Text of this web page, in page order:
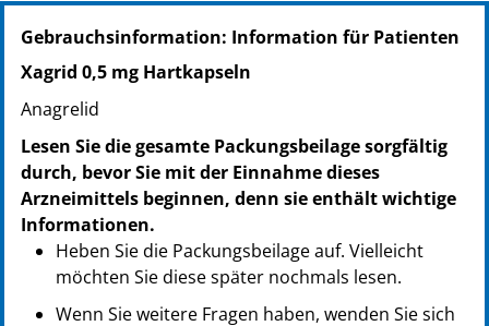
PZN: 04164572
PPN: 110416457264
Gebrauchsinformation: Information für Patienten
Xagrid 0,5 mg Hartkapseln
Anagrelid
Lesen Sie die gesamte Packungsbeilage sorgfältig
durch, bevor Sie mit der Einnahme dieses
Arzneimittels beginnen, denn sie enthält wichtige
Informationen.
Heben Sie die Packungsbeilage auf. Vielleicht
möchten Sie diese später nochmals lesen.
Wenn Sie weitere Fragen haben, wenden Sie sich